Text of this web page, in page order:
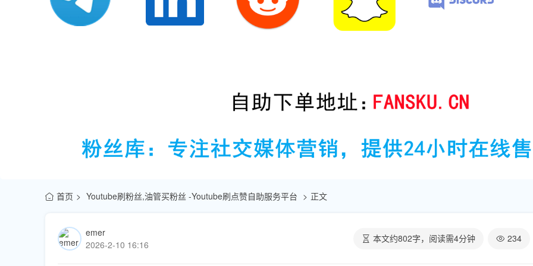
首页 Youtube刷粉丝,油管买粉丝 -Youtube刷点赞自助服务平台 正文
emer
2026-2-10 16:16
本文约802字，阅读需4分钟 234